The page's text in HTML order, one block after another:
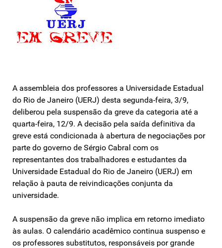
A assembleia dos professores a Universidade Estadual
do Rio de Janeiro (UERJ) desta segunda-feira, 3/9,
deliberou pela suspensão da greve da categoria até a
quarta-feira, 12/9. A decisão pela saída definitiva da
greve está condicionada à abertura de negociações por
parte do governo de Sérgio Cabral com os
representantes dos trabalhadores e estudantes da
Universidade Estadual do Rio de Janeiro (UERJ) em
relação à pauta de reivindicações conjunta da
universidade.
A suspensão da greve não implica em retorno imediato
às aulas. O calendário acadêmico continua suspenso e
os professores substitutos, responsáveis por grande